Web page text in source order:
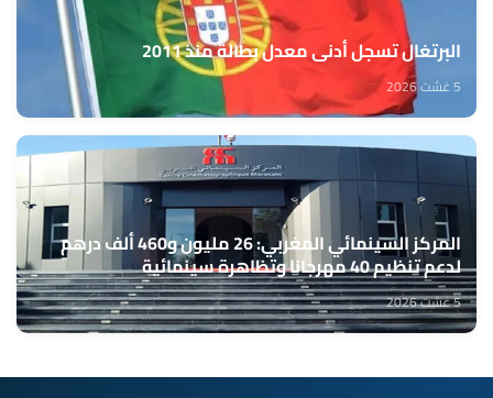
البرتغال تسجل أدنى معدل بطالة منذ 2011
5 غشت 2026
المركز السينمائي المغربي: 26 مليون و460 ألف درهم
لدعم تنظيم 40 مهرجانا وتظاهرة سينمائية
5 غشت 2026